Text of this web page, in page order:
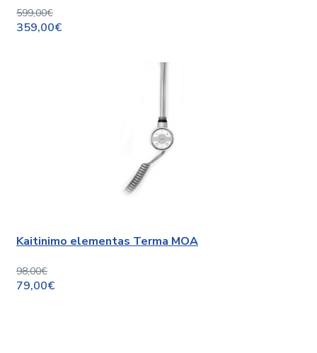
599,00€
359,00€
Kaitinimo elementas Terma MOA
98,00€
79,00€